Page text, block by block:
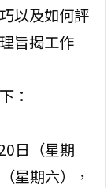
以及如何評
旨揭工作
：
日（星期
星期六），